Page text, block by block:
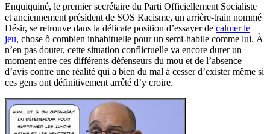
Enquiquiné, le premier secrétaire du Parti Officiellement Socialiste
et anciennement président de SOS Racisme, un arrière-train nommé
Désir, se retrouve dans la délicate position d’essayer de calmer le
jeu, chose ô combien inhabituelle pour un semi-habile comme lui. À
n’en pas douter, cette situation conflictuelle va encore durer un
moment entre ces différents défenseurs du mou et de l’absence
d’avis contre une réalité qui a bien du mal à cesser d’exister même si
ces gens ont définitivement arrêté d’y croire.